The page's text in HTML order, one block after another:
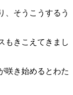
、そうこうするう
もきこえてきまし
咲き始めるとわた